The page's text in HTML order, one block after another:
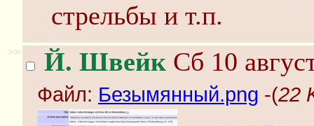
стрельбы и т.п.
>> Й. Швейк Сб 10
Файл: Безымянный.png -(22